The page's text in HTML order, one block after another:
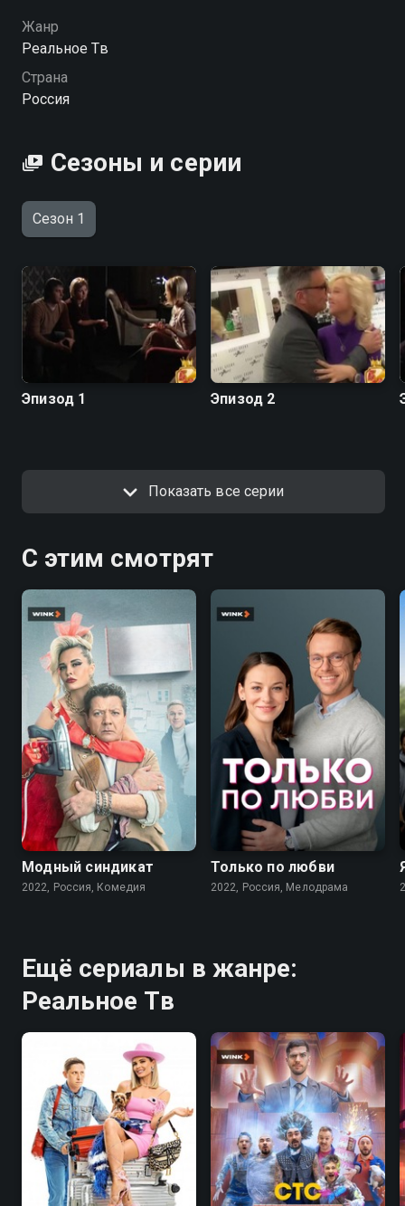
богатых и знаменитых. Вместе с корреспондентами
ты побываешь на всех значимых тусовках,
слетаешь на гастроли звезд и даже зайдешь к ним
в гости.
Жанр
Реальное Тв
Страна
Россия
Сезоны и серии
Сезон 1
Эпизод 1 Эпизод 2
Показать все серии
С этим смотрят
7.6
Модный синдикат
2022, Россия, Комедия
Только по любви
2022, Россия, Мелодрама
Ещё сериалы в жанре:
Реальное Тв